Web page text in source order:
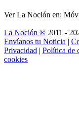
Ver La Noción en:
La Noción ® 2011 -
Envíanos tu Noticia |
Privacidad | Política de
cookies